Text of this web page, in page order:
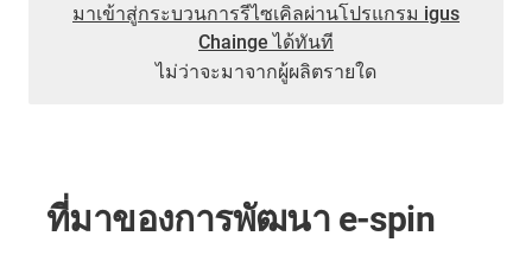
มาเข้าสู่กระบวนการรีไซเคิลผ่านโปรแกรม igus
Chainge ได้ทันที
ไม่ว่าจะมาจากผู้ผลิตรายใด
ที่มาของการพัฒนา e-spin